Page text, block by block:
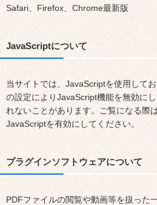
Safari、Firefox、Chrome最新版
JavaScriptについて
当サイトでは、JavaScriptを使用して
の設定によりJavaScript機能を無効に
れないことがあります。ご覧になる際
JavaScriptを有効にしてください。
プラグインソフトウェアについて
PDFファイルの閲覧や動画等を扱った